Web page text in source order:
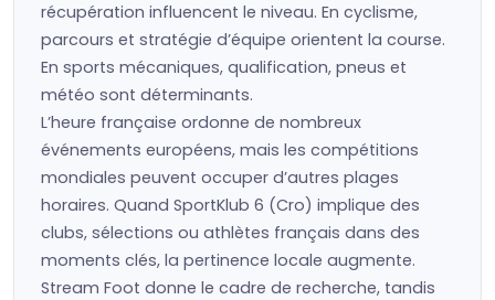
récupération influencent le niveau. En cyclisme,
parcours et stratégie d’équipe orientent la course.
En sports mécaniques, qualification, pneus et
météo sont déterminants.
L’heure française ordonne de nombreux
événements européens, mais les compétitions
mondiales peuvent occuper d’autres plages
horaires. Quand SportKlub 6 (Cro) implique des
clubs, sélections ou athlètes français dans des
moments clés, la pertinence locale augmente.
Stream Foot donne le cadre de recherche, tandis